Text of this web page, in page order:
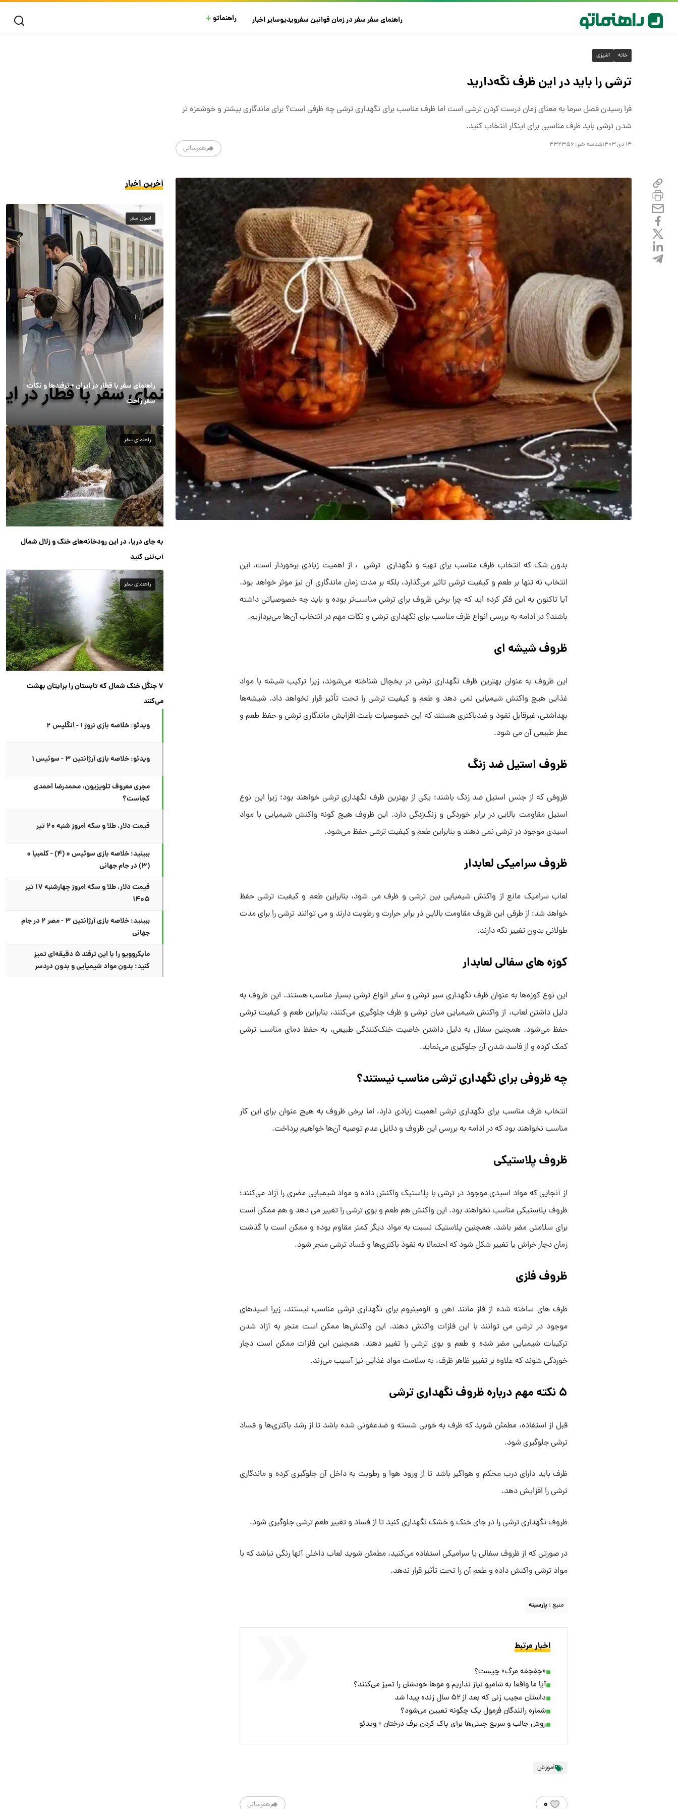
راهنمای سفرسفر در زمانقوانین سفرویدیوسایراخبار راهنماتو
خانه آشپزی
ترشی را باید در این ظرف نگه‌دارید
فرا رسیدن فصل سرما به معنای زمان درست کردن ترشی است اما ظرف مناسب برای نگهداری ترشی چه ظرفی است؟ برای ماندگاری بیشتر و خوشمزه تر
شدن ترشی باید ظرف مناسبی برای اینکار انتخاب کنید.
۱۴ دی ۱۴۰۳ شناسه خبر: ۴۳۲۳۵۶ همرسانی
بدون شک که انتخاب ظرف مناسب برای تهیه و نگهداری ترشی ، از اهمیت زیادی برخوردار است. این
انتخاب نه تنها بر طعم و کیفیت ترشی تاثیر می‌گذارد، بلکه بر مدت زمان ماندگاری آن نیز موثر خواهد بود.
آیا تاکنون به این فکر کرده ‌اید که چرا برخی ظروف برای ترشی مناسب‌تر بوده و باید چه خصوصیاتی داشته
باشند؟ در ادامه به بررسی انواع ظرف مناسب برای نگهداری ترشی و نکات مهم در انتخاب آن‌ها می‌پردازیم.
ظروف شیشه ای
این ظروف به عنوان بهترین ظرف نگهداری ترشی در یخچال شناخته می‌شوند، زیرا ترکیب شیشه با مواد
غذایی هیچ واکنش شیمیایی نمی ‌دهد و طعم و کیفیت ترشی را تحت تأثیر قرار نخواهد داد. شیشه‌ها
بهداشتی، غیرقابل نفوذ و ضدباکتری هستند که این خصوصیات باعث افزایش ماندگاری ترشی و حفظ طعم و
عطر طبیعی آن می ‌شود.
ظروف استیل ضد زنگ
ظروفی که از جنس استیل ضد زنگ باشند؛ یکی از بهترین ظرف نگهداری ترشی خواهند بود؛ زیرا این نوع
استیل مقاومت بالایی در برابر خوردگی و زنگ‌زدگی دارد. این ظروف هیچ‌ گونه واکنش شیمیایی با مواد
اسیدی موجود در ترشی نمی ‌دهند و بنابراین طعم و کیفیت ترشی حفظ می‌شود.
ظروف سرامیکی لعابدار
لعاب سرامیک مانع از واکنش شیمیایی بین ترشی و ظرف می ‌شود، بنابراین طعم و کیفیت ترشی حفظ
خواهد شد؛ از طرفی این ظروف مقاومت بالایی در برابر حرارت و رطوبت دارند و می ‌توانند ترشی را برای مدت
طولانی بدون تغییر نگه دارند.
کوزه های سفالی لعابدار
این نوع کوزه‌ها به عنوان ظرف نگهداری سیر ترشی و سایر انواع ترشی بسیار مناسب هستند. این ظروف به
دلیل داشتن لعاب، از واکنش شیمیایی میان ترشی و ظرف جلوگیری می‌کنند، بنابراین طعم و کیفیت ترشی
حفظ می‌شود. همچنین سفال به دلیل داشتن خاصیت خنک‌کنندگی طبیعی، به حفظ دمای مناسب ترشی
کمک کرده و از فاسد شدن آن جلوگیری می‌نماید.
چه ظروفی برای نگهداری ترشی مناسب نیستند؟
انتخاب ظرف مناسب برای نگهداری ترشی اهمیت زیادی دارد، اما برخی ظروف به هیچ عنوان برای این کار
مناسب نخواهند بود که در ادامه به بررسی این ظروف و دلایل عدم توصیه آن‌ها خواهیم پرداخت.
ظروف پلاستیکی
از آنجایی که مواد اسیدی موجود در ترشی با پلاستیک واکنش داده و مواد شیمیایی مضری را آزاد می‌کنند؛
ظروف پلاستیکی مناسب نخواهند بود. این واکنش هم طعم و بوی ترشی را تغییر می دهد و هم ممکن است
برای سلامتی مضر باشد. همچنین پلاستیک نسبت به مواد دیگر کمتر مقاوم بوده و ممکن است با گذشت
زمان دچار خراش یا تغییر شکل شود که احتمالا به نفوذ باکتری‌ها و فساد ترشی منجر شود.
ظروف فلزی
ظرف های ساخته شده از فلز مانند آهن و آلومینیوم برای نگهداری ترشی مناسب نیستند، زیرا اسیدهای
موجود در ترشی می ‌توانند با این فلزات واکنش دهند. این واکنش‌ها ممکن است منجر به آزاد شدن
ترکیبات شیمیایی مضر شده و طعم و بوی ترشی را تغییر دهند. همچنین این فلزات ممکن است دچار
خوردگی شوند که علاوه بر تغییر ظاهر ظرف، به سلامت مواد غذایی نیز آسیب می‌زند.
۵ نکته مهم درباره ظروف نگهداری ترشی
قبل از استفاده، مطمئن شوید که ظرف به خوبی شسته و ضدعفونی شده باشد تا از رشد باکتری‌ها و فساد
ترشی جلوگیری شود.
ظرف باید دارای درب محکم و هواگیر باشد تا از ورود هوا و رطوبت به داخل آن جلوگیری کرده و ماندگاری
ترشی را افزایش دهد.
ظروف نگهداری ترشی را در جای خنک و خشک نگهداری کنید تا از فساد و تغییر طعم ترشی جلوگیری شود.
در صورتی که از ظروف سفالی یا سرامیکی استفاده می‌کنید، مطمئن شوید لعاب داخلی آنها رنگی نباشد که با
مواد ترشی واکنش داده و طعم آن را تحت تأثیر قرار ندهد.
منبع : پارسینه
اخبار مرتبط
«جغجغه مرگ» چیست؟
آیا ما واقعا به شامپو نیاز نداریم و مو‌ها خودشان را تمیز می‌کنند؟
داستان عجیب زنی که بعد از ۵۲ سال زنده پیدا شد
شماره رانندگان فرمول یک چگونه تعیین می‌شود؟
روش جالب و سریع چینی‌ها برای پاک کردن برف درختان + ویدئو
آموزش
همرسانی ۰
آخرین اخبار
اصول سفر
راهنمای سفر با قطار در ایران + ترفندها و نکات
سفر راحت
راهنمای سفر
به جای دریا، در این رودخانه‌های خنک و زلال شمال
آب‌تنی کنید
راهنمای سفر
۷ جنگل خنک شمال که تابستان را برایتان بهشت
می‌کنند
ویدئو: خلاصه بازی نروژ ۱ - انگلیس ۲
ویدئو: خلاصه بازی آرژانتین ۳ - سوئیس ۱
مجری معروف تلویزیون، محمدرضا احمدی
کجاست؟
قیمت دلار، طلا و سکه امروز شنبه ۲۰ تیر
ببینید؛ خلاصه بازی سوئیس ۰ (۴) - کلمبیا ۰
(۳) در جام جهانی
قیمت دلار، طلا و سکه امروز چهارشنبه ۱۷ تیر
۱۴۰۵
ببینید؛ خلاصه بازی آرژانتین ۳ - مصر ۲ در جام
جهانی
مایکروویو را با این ترفند ۵ دقیقه‌ای تمیز
کنید؛ بدون مواد شیمیایی و بدون دردسر